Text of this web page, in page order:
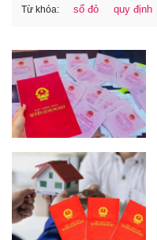
Từ khóa: sổ đỏ quy định